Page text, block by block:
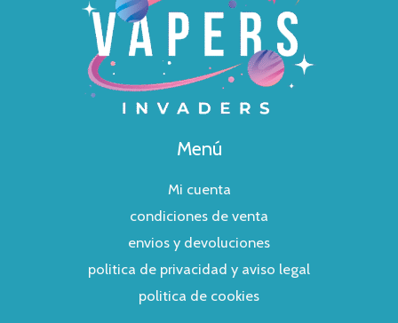
Menú
Mi cuenta
condiciones de venta
envios y devoluciones
politica de privacidad y aviso legal
politica de cookies